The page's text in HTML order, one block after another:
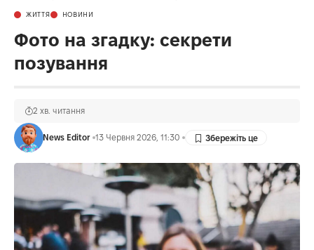
ЖИТТЯ НОВИНИ
Фото на згадку: секрети
позування
News Editor 13 Червня 2026, 11:30
2 хв. читання